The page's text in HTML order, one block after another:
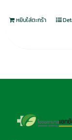
หยิบใส่ตะกร้า